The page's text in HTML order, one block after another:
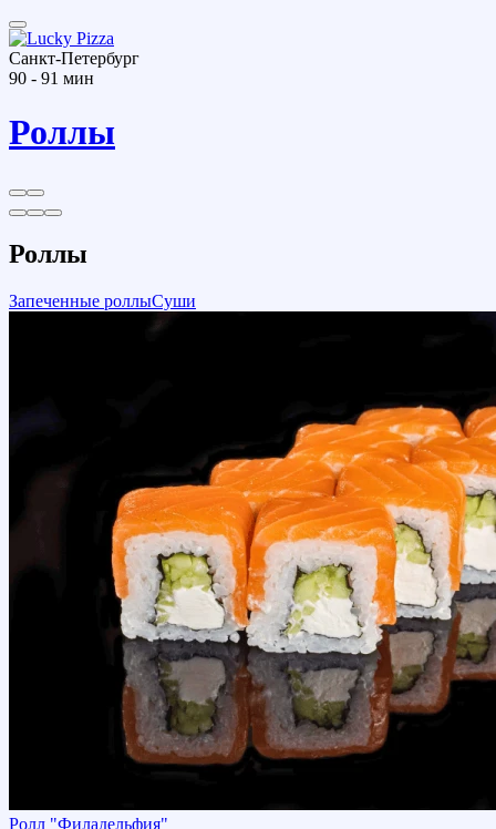
Санкт-Петербург
90 - 91 мин
Роллы
Роллы
Запеченные роллыСуши
Ролл "Филадельфия"